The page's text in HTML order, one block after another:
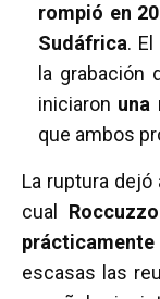
rompió en
Sudáfrica.
la grabación
iniciaron una
que ambos
La ruptura dejó
cual
prácticamente
escasas las